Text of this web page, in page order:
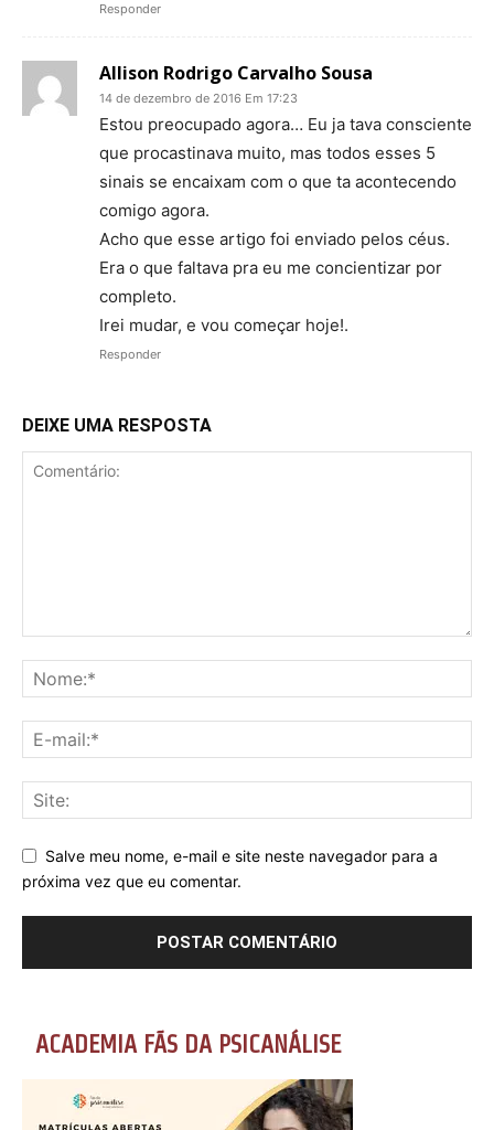
Responder
Allison Rodrigo Carvalho Sousa
14 de dezembro de 2016 Em 17:23
Estou preocupado agora… Eu ja tava consciente
que procastinava muito, mas todos esses 5
sinais se encaixam com o que ta acontecendo
comigo agora.
Acho que esse artigo foi enviado pelos céus.
Era o que faltava pra eu me concientizar por
completo.
Irei mudar, e vou começar hoje!.
Responder
DEIXE UMA RESPOSTA
Salve meu nome, e-mail e site neste navegador para a
próxima vez que eu comentar.
ACADEMIA FÃS DA PSICANÁLISE